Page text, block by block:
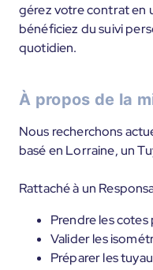
gérez votre contrat en
bénéficiez du suivi
quotidien.
À propos de la
Nous recherchons
basé en Lorraine, un
Rattaché à un
Prendre les cotes
Valider les
Préparer les